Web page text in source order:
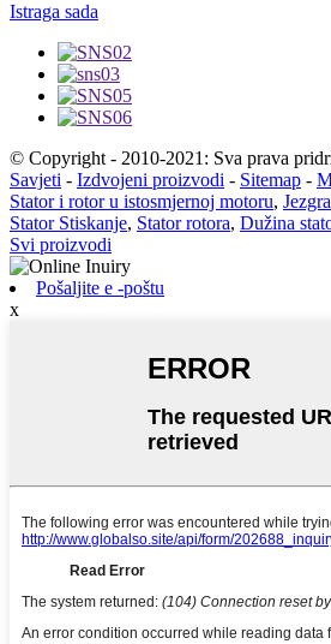
Istraga sada
© Copyright - 2010-2021: Sva prava
Savjeti - Izdvojeni proizvodi - Sitemap -
Stator i rotor u istosmjernoj motoru,
Stator Stiskanje, Stator rotora, Dužina
Svi proizvodi
Pošaljite e -poštu
x